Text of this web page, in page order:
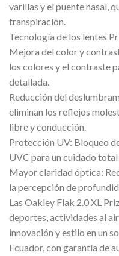
varillas y el puente nasal,
transpiración.
Tecnología de los lentes
Mejora del color y
los colores y el contraste
detallada.
Reducción del
eliminan los reflejos
libre y conducción.
Protección UV: Bloqueo
UVC para un cuidado
Mayor claridad óptica:
la percepción de
Las Oakley Flak 2.0 XL
deportes, actividades al
innovación y estilo en un
Ecuador, con garantía de